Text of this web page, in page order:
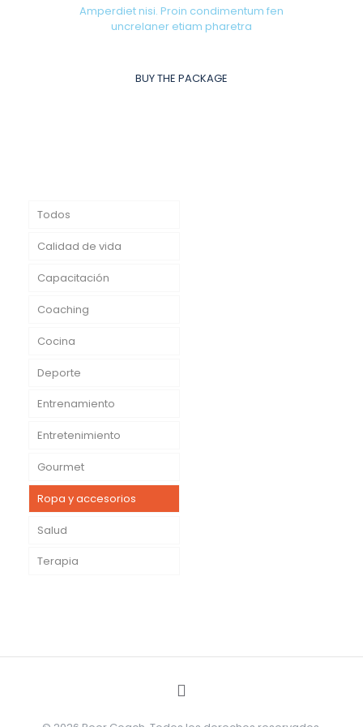
Amperdiet nisi. Proin condimentum fen
uncrelaner etiam pharetra
BUY THE PACKAGE
Todos
Calidad de vida
Capacitación
Coaching
Cocina
Deporte
Entrenamiento
Entretenimiento
Gourmet
Ropa y accesorios
Salud
Terapia
GreenSheep